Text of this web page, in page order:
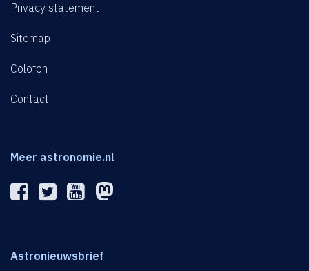
Privacy statement
Sitemap
Colofon
Contact
Meer astronomie.nl
Astronieuwsbrief